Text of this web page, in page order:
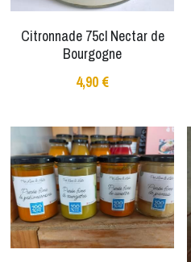
Citronnade 75cl Nectar de
Bourgogne
4,90 €